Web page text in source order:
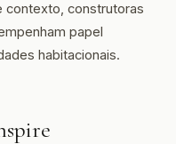
contexto, construtoras
papel
habitacionais.